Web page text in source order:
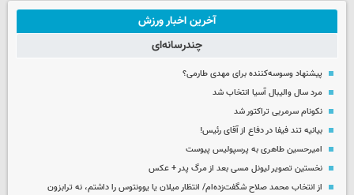
آخرین اخبار ورزش
چندرسانه‌ای
پیشنهاد وسوسه‌کننده برای مهدی طارمی؟
مرد سال والیبال آسیا انتخاب شد
نکونام سرمربی تراکتور شد
بیانیه تند فیفا در دفاع از آقای رئیس!
امیرحسین طاهری به پرسپولیس پیوست
نخستین تصویر لیونل مسی بعد از مرگ پدر + عکس
از انتخاب محمد صلاح شگفت‌زده‌ام/ انتظار میلان یا یوونتوس را داشتم، نه ترابزون